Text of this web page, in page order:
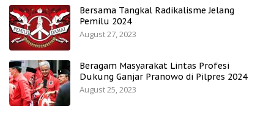
Bersama Tangkal Radikalisme Jelang
Pemilu 2024
August 27, 2023
Beragam Masyarakat Lintas Profesi
Dukung Ganjar Pranowo di Pilpres 2024
August 25, 2023